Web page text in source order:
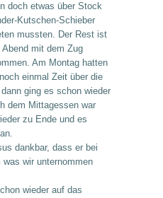
doch etwas über Stock
Kutschen-Schieber
mussten. Der Rest ist
mit dem Zug
Am Montag hatten
einmal Zeit über die
ging es schon wieder
dem Mittagessen war
zu Ende und es
dankbar, dass er bei
wir unternommen
wieder auf das